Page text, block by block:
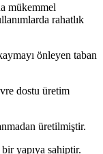
mükemmel
rahatlık
önleyen taban
dostu üretim
üretilmiştir.
yapıya sahiptir.